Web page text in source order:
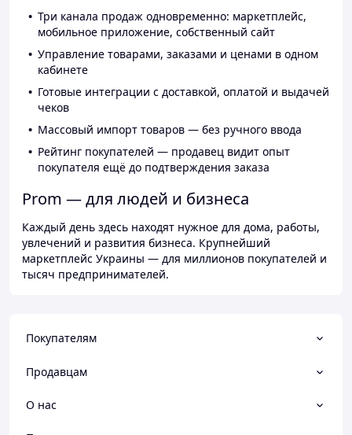
Три канала продаж одновременно: маркетплейс,
мобильное приложение, собственный сайт
Управление товарами, заказами и ценами в одном
кабинете
Готовые интеграции с доставкой, оплатой и выдачей
чеков
Массовый импорт товаров — без ручного ввода
Рейтинг покупателей — продавец видит опыт
покупателя ещё до подтверждения заказа
Prom — для людей и бизнеса
Каждый день здесь находят нужное для дома, работы,
увлечений и развития бизнеса. Крупнейший
маркетплейс Украины — для миллионов покупателей и
тысяч предпринимателей.
Покупателям
Продавцам
О нас